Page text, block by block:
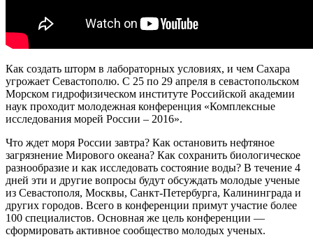
Как создать шторм в лабораторных условиях, и чем Сахара
угрожает Севастополю. С 25 по 29 апреля в севастопольском
Морском гидрофизическом институте Российской академии
наук проходит молодежная конференция «Комплексные
исследования морей России – 2016».
Что ждет моря России завтра? Как остановить нефтяное
загрязнение Мирового океана? Как сохранить биологическое
разнообразие и как исследовать состояние воды? В течение 4
дней эти и другие вопросы будут обсуждать молодые ученые
из Севастополя, Москвы, Санкт-Петербурга, Калининграда и
других городов. Всего в конференции примут участие более
100 специалистов. Основная же цель конференции —
сформировать активное сообщество молодых ученых.